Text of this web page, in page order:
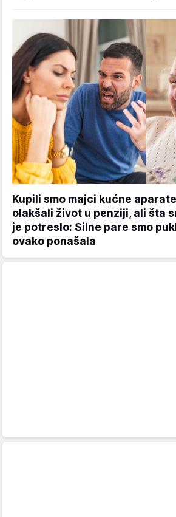
Kupili smo majci kućne
olakšali život u penziji, ali šta
je potreslo: Silne pare smo
ovako ponašala